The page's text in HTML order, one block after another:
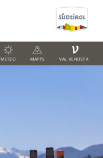
METEO MAPPS
V
VAL VENOSTA